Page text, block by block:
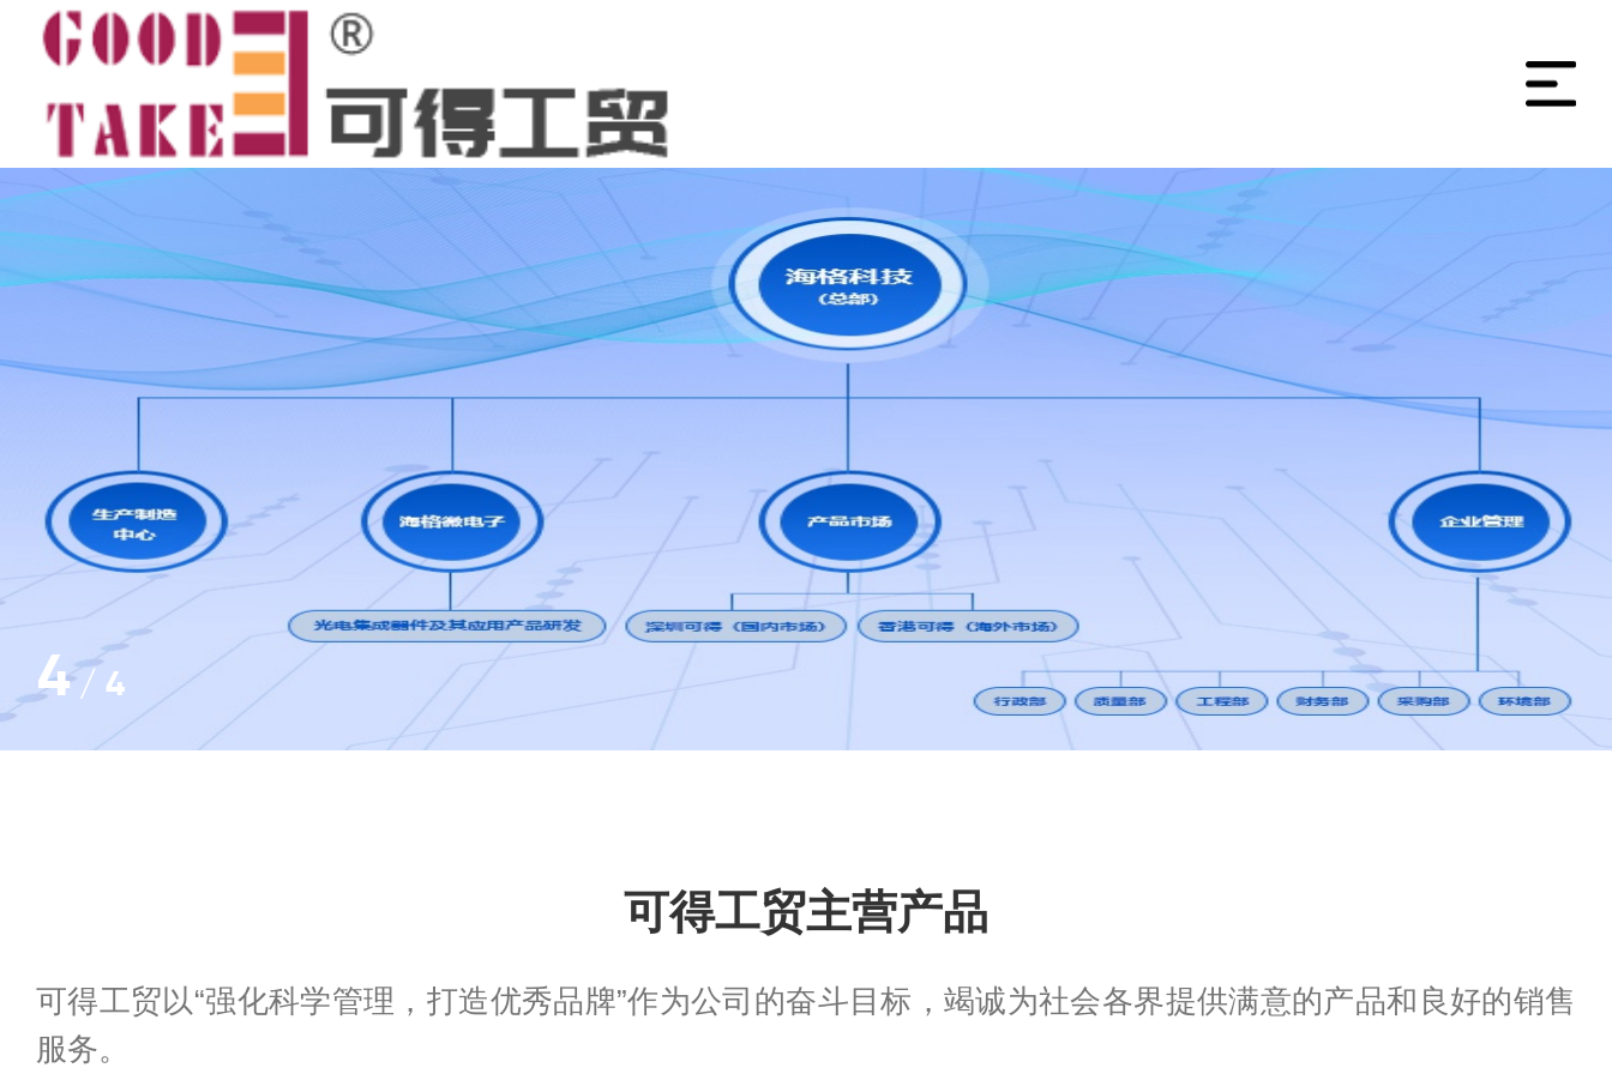
1/ 4
可得工贸主营产品
可得工贸以“强化科学管理，打造优秀品牌”作为公司的奋斗目标，竭诚为社会各界提供满意的产品和良好的销售
服务。